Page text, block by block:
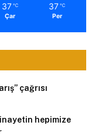
37 ℃
Çar
37 ℃
Per
çağrısı
hepimize